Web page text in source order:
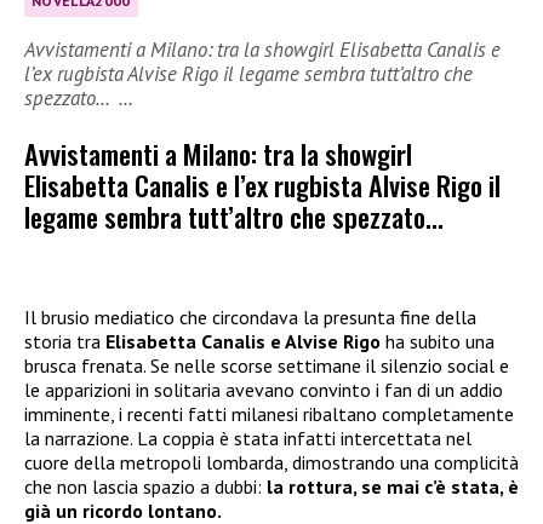
Avvistamenti a Milano: tra la showgirl Elisabetta Canalis e
l’ex rugbista Alvise Rigo il legame sembra tutt’altro che
spezzato… …
Avvistamenti a Milano: tra la showgirl
Elisabetta Canalis e l’ex rugbista Alvise Rigo il
legame sembra tutt’altro che spezzato…
Il brusio mediatico che circondava la presunta fine della
storia tra Elisabetta Canalis e Alvise Rigo ha subito una
brusca frenata. Se nelle scorse settimane il silenzio social e
le apparizioni in solitaria avevano convinto i fan di un addio
imminente, i recenti fatti milanesi ribaltano completamente
la narrazione. La coppia è stata infatti intercettata nel
cuore della metropoli lombarda, dimostrando una complicità
che non lascia spazio a dubbi: la rottura, se mai c’è stata, è
già un ricordo lontano.